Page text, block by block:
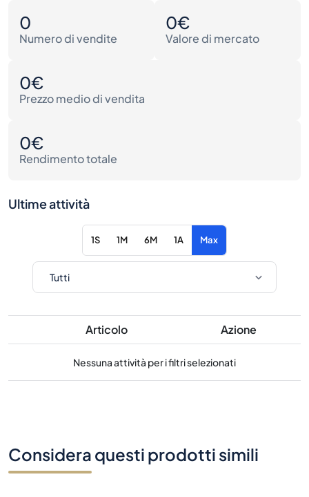
0
Numero di vendite
0€
Valore di mercato
0€
Prezzo medio di vendita
0€
Rendimento totale
Ultime attività
1S 1M 6M 1A Max
Articolo Azione
Nessuna attività per i filtri selezionati
Considera questi prodotti simili